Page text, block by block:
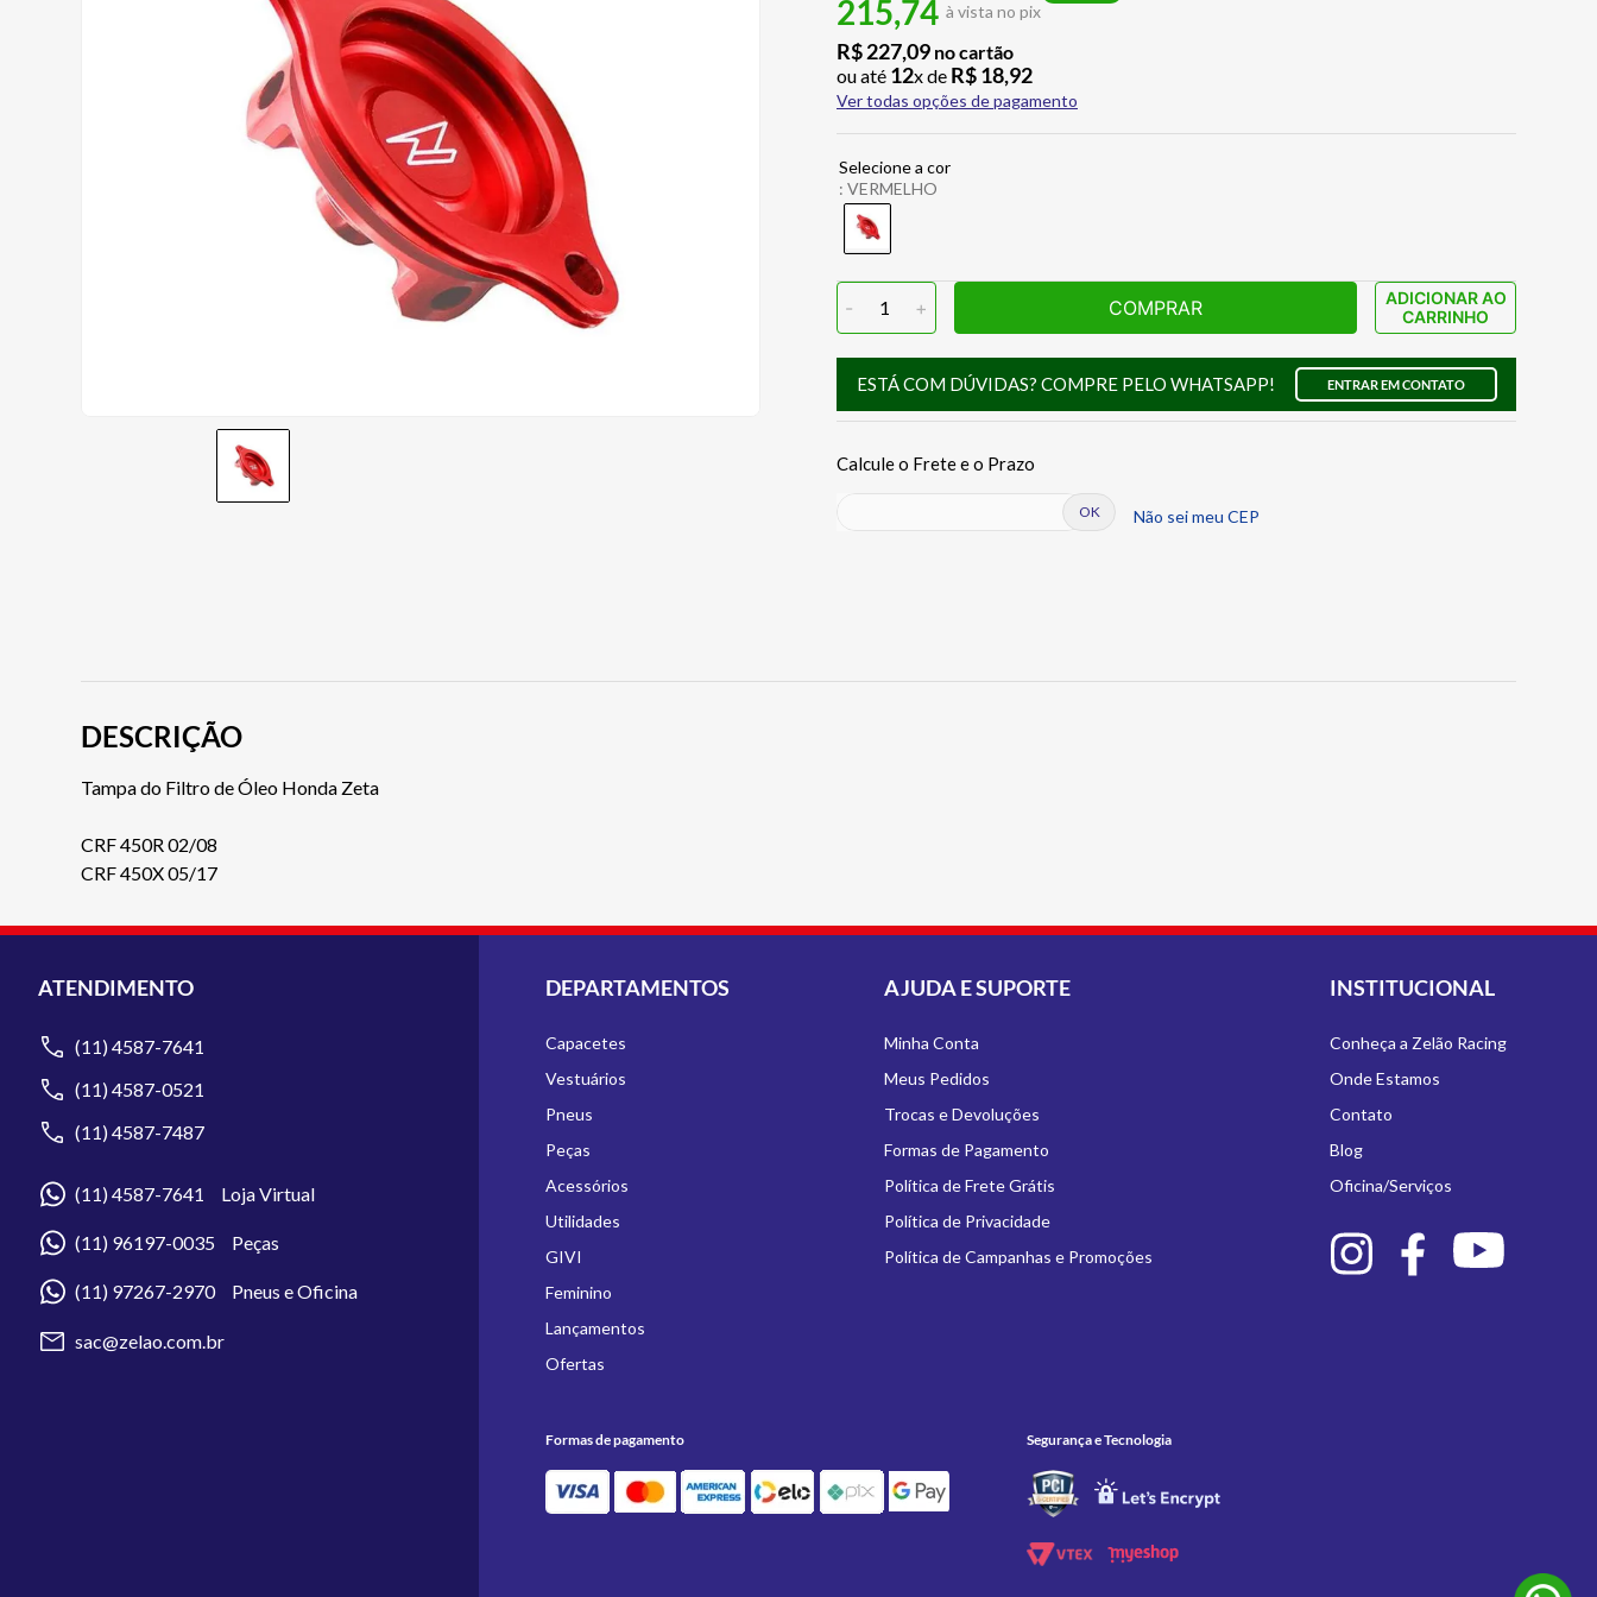
215,74 à vista no pix
R$227,09 no cartão
ou até 12x de R$18,92
Ver todas opções de pagamento
: VERMELHO
- 1 + COMPRAR
ADICIONAR AO
CARRINHO
ESTÁ COM DÚVIDAS? COMPRE PELO WHATSAPP! ENTRAR EM CONTATO
Não sei meu CEP
DESCRIÇÃO
Tampa do Filtro de Óleo Honda Zeta
CRF 450R 02/08
CRF 450X 05/17
ATENDIMENTO
(11) 4587-7641
(11) 4587-0521
(11) 4587-7487
(11) 4587-7641 Loja Virtual
(11) 96197-0035 Peças
(11) 97267-2970 Pneus e Oficina
sac@zelao.com.br
DEPARTAMENTOS
Capacetes
Vestuários
Pneus
Peças
Acessórios
Utilidades
GIVI
Feminino
Lançamentos
Ofertas
AJUDA E SUPORTE
Minha Conta
Meus Pedidos
Trocas e Devoluções
Formas de Pagamento
Política de Frete Grátis
Política de Privacidade
Política de Campanhas e Promoções
INSTITUCIONAL
Conheça a Zelão Racing
Onde Estamos
Contato
Blog
Oficina/Serviços
Formas de pagamento Segurança e Tecnologia
AIROH
BOTAS